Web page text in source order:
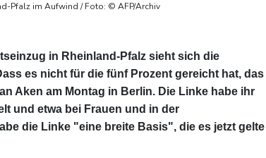
Pfalz im Aufwind / Foto: © AFP/Archiv
in Rheinland-Pfalz sieht sich die
es nicht für die fünf Prozent gereicht hat, das
Aken am Montag in Berlin. Die Linke habe ihr
und etwa bei Frauen und in der
die Linke "eine breite Basis", die es jetzt gelte